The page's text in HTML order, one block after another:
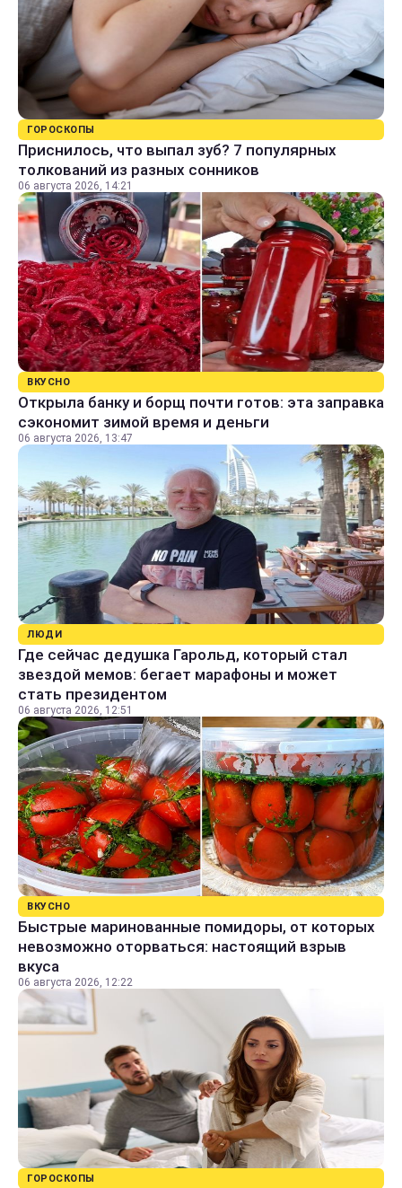
ГОРОСКОПЫ
Приснилось, что выпал зуб? 7 популярных
толкований из разных сонников
06 августа 2026, 14:21
ВКУСНО
Открыла банку и борщ почти готов: эта заправка
сэкономит зимой время и деньги
06 августа 2026, 13:47
ЛЮДИ
Где сейчас дедушка Гарольд, который стал
звездой мемов: бегает марафоны и может
стать президентом
06 августа 2026, 12:51
ВКУСНО
Быстрые маринованные помидоры, от которых
невозможно оторваться: настоящий взрыв
вкуса
06 августа 2026, 12:22
ГОРОСКОПЫ